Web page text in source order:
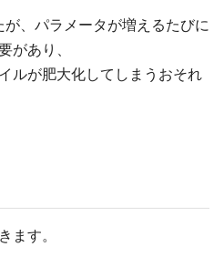
、パラメータが増えるたびに
があり、
ルが肥大化してしまうおそれ
ます。